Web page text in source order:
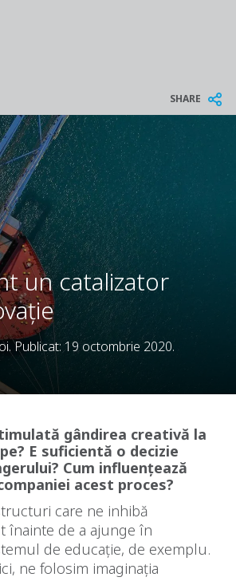
SHARE
un catalizator
Publicat: 19 octombrie 2020.
gândirea creativă la
E suficientă o decizie
Cum influențează
acest proces?
care ne inhibă
înainte de a ajunge în
de educație, de exemplu.
ne folosim imaginația